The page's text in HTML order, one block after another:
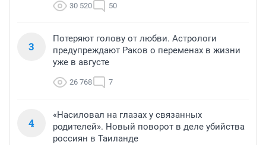
30 520 50
3
Потеряют голову от любви. Астрологи
предупреждают Раков о переменах в жизни
уже в августе
26 768 7
4
«Насиловал на глазах у связанных
родителей». Новый поворот в деле убийства
россиян в Таиланде